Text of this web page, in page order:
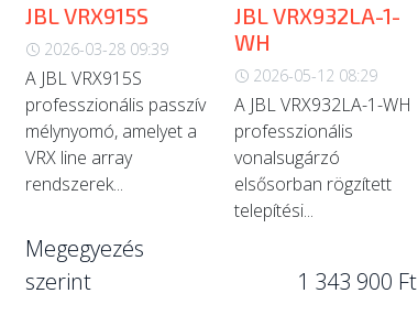
JBL VRX915S
2026-03-28 09:39
A JBL VRX915S
professzionális passzív
mélynyomó, amelyet a
VRX line array
rendszerek...
Megegyezés
szerint
JBL VRX932LA-1-
WH
2026-05-12 08:29
A JBL VRX932LA-1-WH
professzionális
vonalsugárzó
elsősorban rögzített
telepítési...
1 343 900 Ft